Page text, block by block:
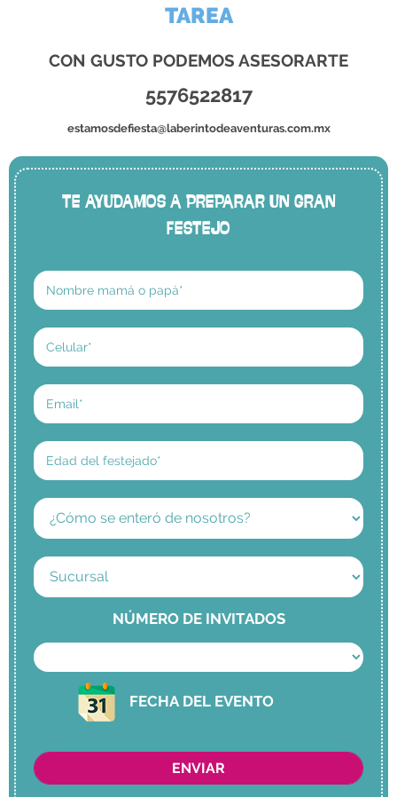
TAREA
CON GUSTO PODEMOS ASESORARTE
5576522817
estamosdefiesta@laberintodeaventuras.com.mx
TE AYUDAMOS A PREPARAR UN GRAN
FESTEJO
NÚMERO DE INVITADOS